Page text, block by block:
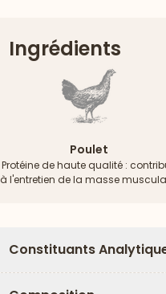
Ingrédients
Poulet
Protéine de haute qualité :
à l'entretien de la masse
Constituants